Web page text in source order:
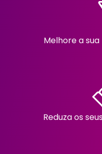
Melhore a
Reduza os